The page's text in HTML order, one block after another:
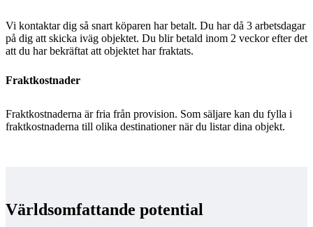
Vi kontaktar dig så snart köparen har betalt. Du har då 3 arbetsdagar
på dig att skicka iväg objektet. Du blir betald inom 2 veckor efter det
att du har bekräftat att objektet har fraktats.
Fraktkostnader
Fraktkostnaderna är fria från provision. Som säljare kan du fylla i
fraktkostnaderna till olika destinationer när du listar dina objekt.
Världsomfattande potential